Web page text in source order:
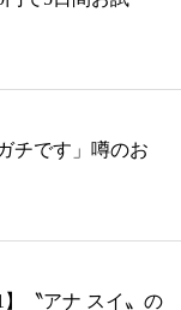
チです」噂のお
】〝アナ スイ〟の